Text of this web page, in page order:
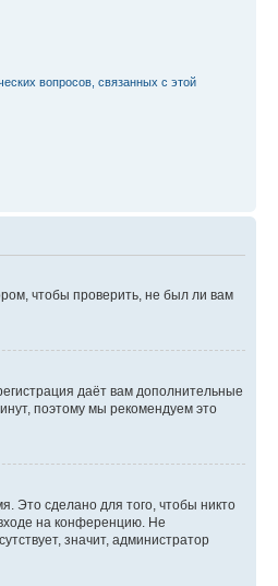
вопросов, связанных с этой
чтобы проверить, не был ли вам
даёт вам дополнительные
поэтому мы рекомендуем это
Это сделано для того, чтобы никто
на конференцию. Не
значит, администратор